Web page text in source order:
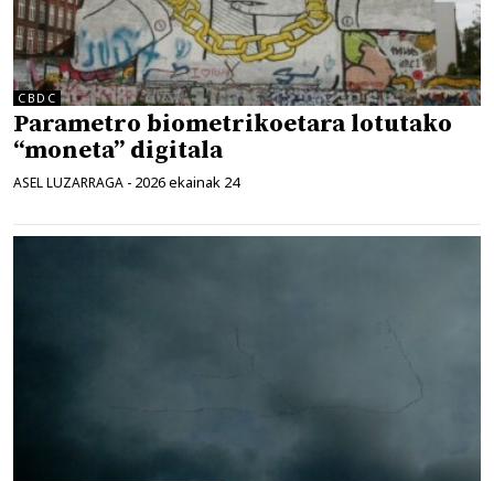
CBDC
Parametro biometrikoetara lotutako
“moneta” digitala
ASEL LUZARRAGA - 2026 ekainak 24